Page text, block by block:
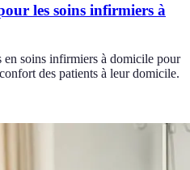
les soins infirmiers à
en soins infirmiers à domicile pour
des patients à leur domicile.